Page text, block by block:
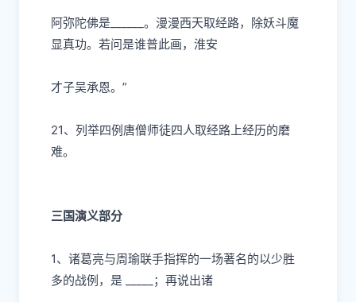
阿弥陀佛是 ______。漫漫⻄天取经路，除妖⽃魔
显真功。若问是谁普此画，淮安
才⼦吴承恩。”
21、列举四例唐僧师徒四⼈取经路上经历的磨
难。
三国演义部分
1、诸葛亮与周瑜联⼿指挥的⼀场著名的以少胜
多的战例，是 _____；再说出诸